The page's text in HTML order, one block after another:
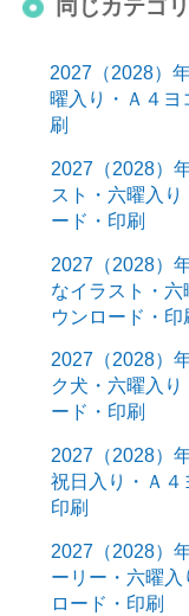
同じカテゴ
2027（2028）
曜入り・Ａ４ヨ
刷
2027（2028）
スト・六曜入
ード・印刷
2027（2028）
なイラスト・
ウンロード・印
2027（2028）
ク犬・六曜入
ード・印刷
2027（2028）
祝日入り・Ａ４
印刷
2027（2028）
ーリー・六曜
ロード・印刷